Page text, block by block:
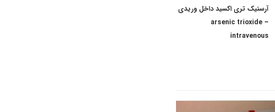
آرسنیک تری اکسید داخل وریدی
– arsenic trioxide
intravenous